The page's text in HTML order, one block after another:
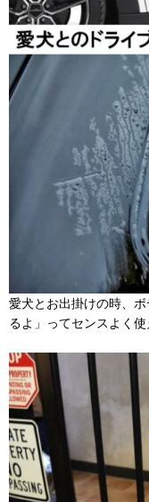
愛犬とお出掛けの時、
るよ」ってセンスよく使